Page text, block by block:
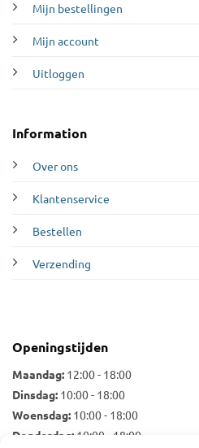
Mijn bestellingen
Mijn account
Uitloggen
Information
Over ons
Klantenservice
Bestellen
Verzending
Openingstijden
Maandag: 12:00 - 18:00
Dinsdag: 10:00 - 18:00
Woensdag: 10:00 - 18:00
Donderdag: 10:00 - 18:00